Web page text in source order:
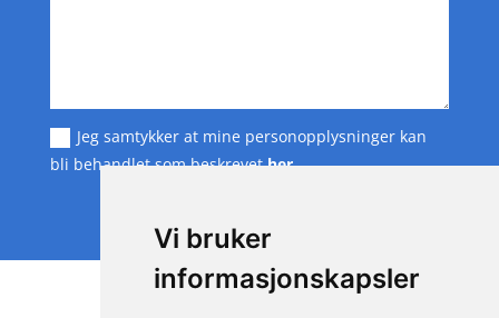
Vi bruker
informasjonskapsler
Jeg samtykker at mine personopplysninger kan
bli behandlet som beskrevether